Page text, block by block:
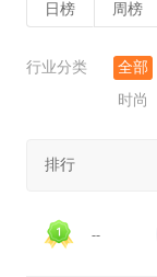
日榜 周榜
行业分类 全部
时尚
排行
--